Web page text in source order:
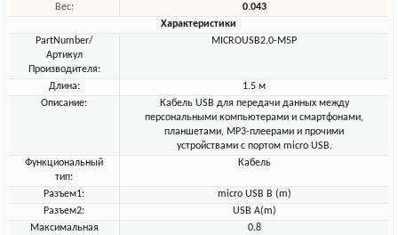
Вес:
0.043
Характеристики
PartNumber/
Артикул
Производителя:
MICROUSB2.0-M5P
Длина:
1.5 м
Описание:
Кабель USB для передачи данных между
персональными компьютерами и смартфонами,
планшетами, MP3-плеерами и прочими
устройствами с портом micro USB.
Функциональный
тип:
Кабель
Разъем1:
micro USB B (m)
Разъем2:
USB A(m)
Максимальная
0.8